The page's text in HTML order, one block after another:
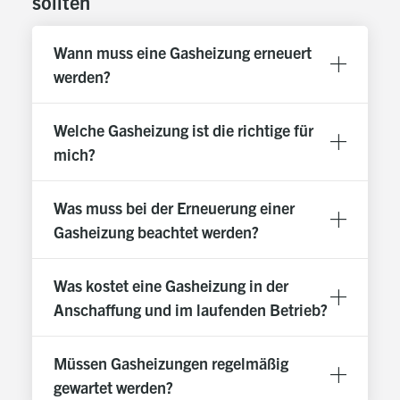
Manometer und digitaler Druckaufnehmer
Regelvariante RU30
Mit Außenfühler für witterungsgeführte Regelung
Pumpenheizkreis über HK2-RU30) bzw.
Mischerheizkreise über Option MK..-RU30
Intuitive Bedienung über selbsterklärende Symbole
Wann muss eine Gasheizung erneuert
werden?
Welche Gasheizung ist die richtige für
mich?
Was muss bei der Erneuerung einer
Gasheizung beachtet werden?
Was kostet eine Gasheizung in der
Anschaffung und im laufenden Betrieb?
Müssen Gasheizungen regelmäßig
gewartet werden?